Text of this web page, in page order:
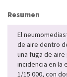
Resumen
El
de aire dentro
una fuga de
incidencia en la
1/15 000, con